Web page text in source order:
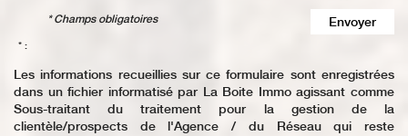
Envoyer
* Champs obligatoires
* :
Les informations recueillies sur ce formulaire sont enregistrées
dans un fichier informatisé par La Boite Immo agissant comme
Sous-traitant du traitement pour la gestion de la
clientèle/prospects de l'Agence / du Réseau qui reste